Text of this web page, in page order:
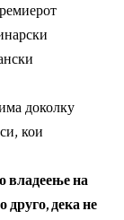
доколку
кои
владеење на
друго, дека не